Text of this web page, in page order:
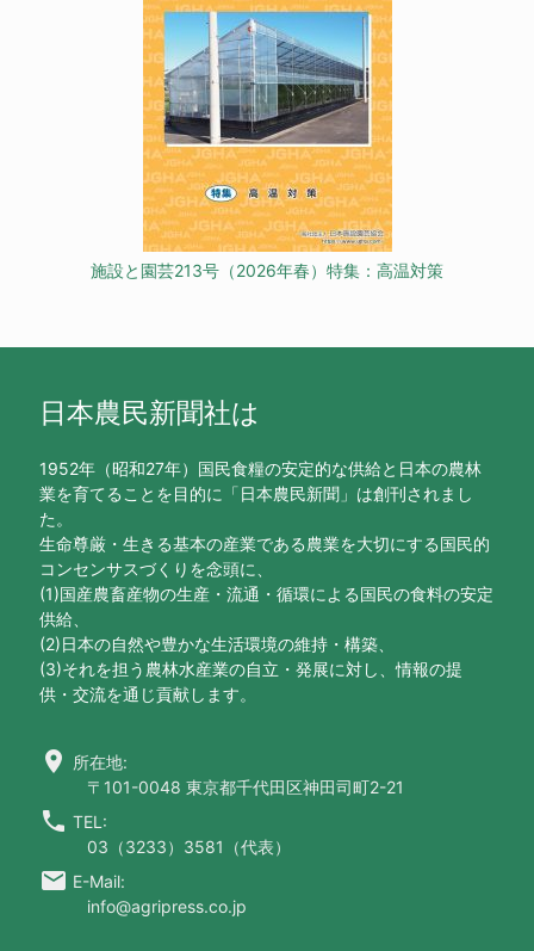
施設と園芸213号（2026年春）特集：高温対策
日本農民新聞社は
1952年（昭和27年）国民食糧の安定的な供給と日本の農林
業を育てることを目的に「日本農民新聞」は創刊されまし
た。
生命尊厳・生きる基本の産業である農業を大切にする国民的
コンセンサスづくりを念頭に、
(1)国産農畜産物の生産・流通・循環による国民の食料の安定
供給、
(2)日本の自然や豊かな生活環境の維持・構築、
(3)それを担う農林水産業の自立・発展に対し、情報の提
供・交流を通じ貢献します。
location_on 所在地:
〒101-0048 東京都千代田区神田司町2-21
call TEL:
03（3233）3581（代表）
email E-Mail:
info@agripress.co.jp